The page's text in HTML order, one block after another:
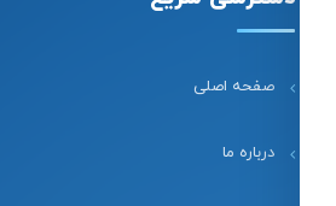
صفحه اصلی
درباره ما